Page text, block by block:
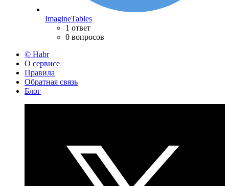
ImagineTables
1 ответ
0 вопросов
© Habr
О сервисе
Правила
Обратная связь
Блог